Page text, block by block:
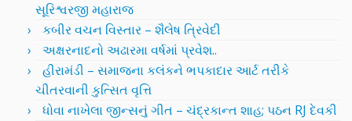
સૂરિશ્વરજી મહારાજ
કબીર વચન વિસ્તાર – શૈલેષ ત્રિવેદી
અક્ષરનાદનો અઢારમા વર્ષમાં પ્રવેશ..
હીરામંડી – સમાજના કલંકને ભપકાદાર આર્ટ તરીકે
ચીતરવાની કુત્સિત વૃત્તિ
ધોવા નાખેલા જીન્સનું ગીત – ચંદ્રકાન્ત શાહ; પઠન RJ દેવકી